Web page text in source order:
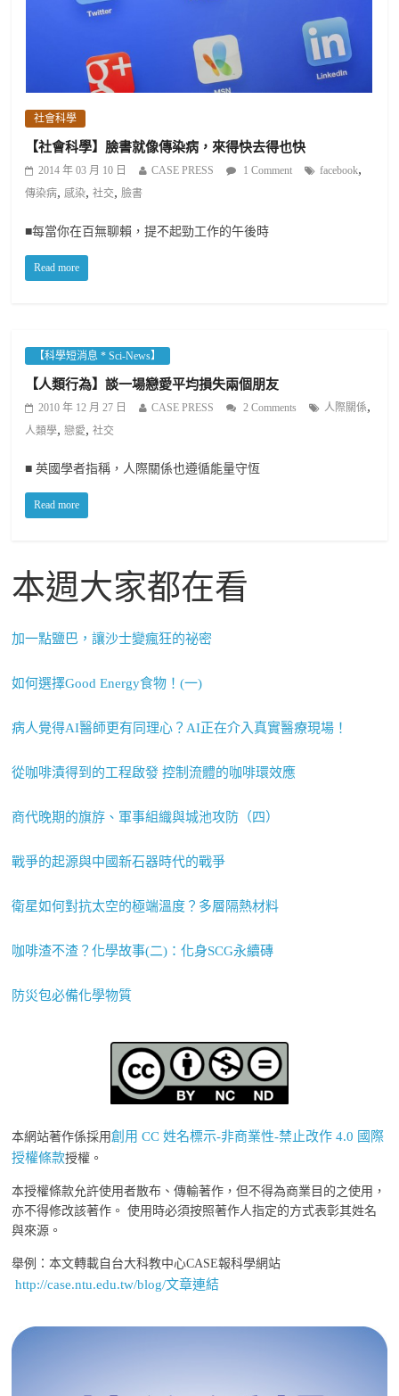
社會科學
【社會科學】臉書就像傳染病，來得快去得也快
2014 年 03 月 10 日 CASE PRESS 1 Comment facebook,
傳染病, 感染,社交,臉書
■每當你在百無聊賴，提不起勁工作的午後時
Read more
【科學短消息 * Sci-News】
【人類行為】談一場戀愛平均損失兩個朋友
2010 年 12 月 27 日 CASE PRESS 2 Comments 人際關係,
人類學,戀愛,社交
■ 英國學者指稱，人際關係也遵循能量守恆
Read more
本週大家都在看
加一點鹽巴，讓沙士變瘋狂的祕密
如何選擇Good Energy食物！(一)
病人覺得AI醫師更有同理心？AI正在介入真實醫療現場！
從咖啡漬得到的工程啟發 控制流體的咖啡環效應
商代晚期的旗斿、軍事組織與城池攻防（四）
戰爭的起源與中國新石器時代的戰爭
衛星如何對抗太空的極端溫度？多層隔熱材料
咖啡渣不渣？化學故事(二)：化身SCG永續磚
防災包必備化學物質
本網站著作係採用創用 CC 姓名標示-非商業性-禁止改作 4.0 國際
授權條款授權。
本授權條款允許使用者散布、傳輸著作，但不得為商業目的之使用，
亦不得修改該著作。 使用時必須按照著作人指定的方式表彰其姓名
與來源。
舉例：本文轉載自台大科教中心CASE報科學網站
http://case.ntu.edu.tw/blog/文章連結